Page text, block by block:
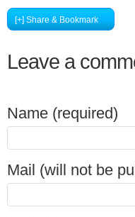
[+] Share & Bookmark
Leave a
Name (required)
Mail (will not be